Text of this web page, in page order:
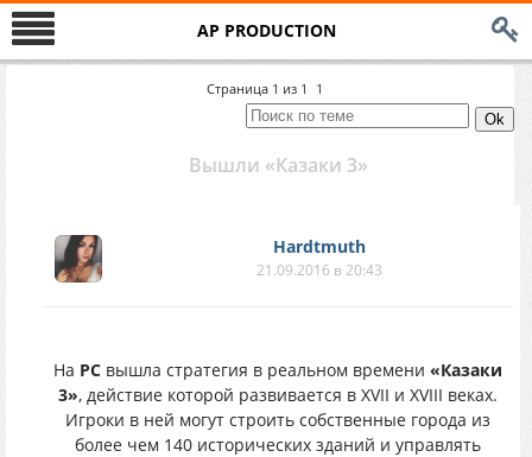
AP PRODUCTION
Страница 1 из 1 1
Вышли «Казаки 3»
Hardtmuth
21.09.2016 в 20:43
На PC вышла стратегия в реальном времени «Казаки
3», действие которой развивается в XVII и XVIII веках.
Игроки в ней могут строить собственные города из
более чем 140 исторических зданий и управлять